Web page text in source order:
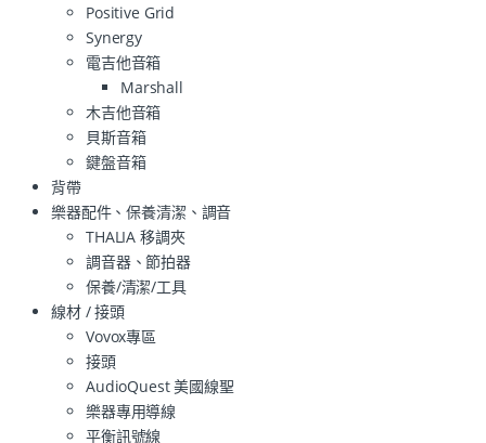
Positive Grid
Synergy
電吉他音箱
Marshall
木吉他音箱
貝斯音箱
鍵盤音箱
背帶
樂器配件、保養清潔、調音
THALIA 移調夾
調音器、節拍器
保養/清潔/工具
線材 / 接頭
Vovox專區
接頭
AudioQuest 美國線聖
樂器專用導線
平衡訊號線